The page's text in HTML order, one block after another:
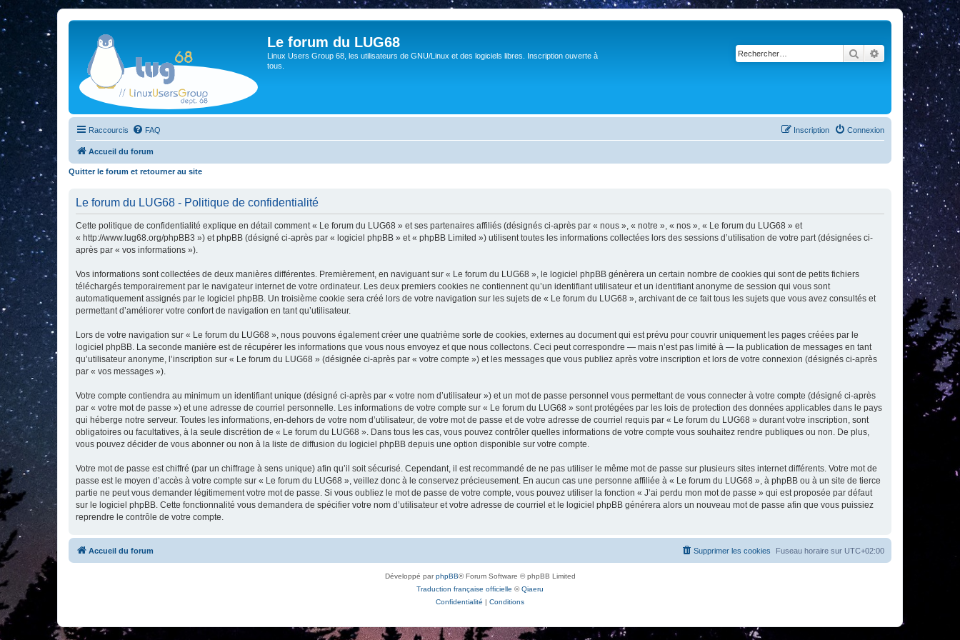
Le forum du LUG68
Linux Users Group 68, les utilisateurs de GNU/Linux et des logiciels libres. Inscription ouverte à
tous.
RechercherRecherche
Raccourcis FAQ Connexion
Inscription
Accueil du forum
Quitter le forum et retourner au site
Le forum du LUG68 - Politique de confidentialité
Cette politique de confidentialité explique en détail comment « Le forum du LUG68 » et ses partenaires affiliés (désignés ci-après par « nous », « notre », « nos », « Le forum du LUG68 » et
« http://www.lug68.org/phpBB3 ») et phpBB (désigné ci-après par « logiciel phpBB » et « phpBB Limited ») utilisent toutes les informations collectées lors des sessions d’utilisation de votre part (désignées ci-
après par « vos informations »).
Vos informations sont collectées de deux manières différentes. Premièrement, en naviguant sur « Le forum du LUG68 », le logiciel phpBB génèrera un certain nombre de cookies qui sont de petits fichiers
téléchargés temporairement par le navigateur internet de votre ordinateur. Les deux premiers cookies ne contiennent qu’un identifiant utilisateur et un identifiant anonyme de session qui vous sont
automatiquement assignés par le logiciel phpBB. Un troisième cookie sera créé lors de votre navigation sur les sujets de « Le forum du LUG68 », archivant de ce fait tous les sujets que vous avez consultés et
permettant d’améliorer votre confort de navigation en tant qu’utilisateur.
Lors de votre navigation sur « Le forum du LUG68 », nous pouvons également créer une quatrième sorte de cookies, externes au document qui est prévu pour couvrir uniquement les pages créées par le
logiciel phpBB. La seconde manière est de récupérer les informations que vous nous envoyez et que nous collectons. Ceci peut correspondre — mais n’est pas limité à — la publication de messages en tant
qu’utilisateur anonyme, l’inscription sur « Le forum du LUG68 » (désignée ci-après par « votre compte ») et les messages que vous publiez après votre inscription et lors de votre connexion (désignés ci-après
par « vos messages »).
Votre compte contiendra au minimum un identifiant unique (désigné ci-après par « votre nom d’utilisateur ») et un mot de passe personnel vous permettant de vous connecter à votre compte (désigné ci-après
par « votre mot de passe ») et une adresse de courriel personnelle. Les informations de votre compte sur « Le forum du LUG68 » sont protégées par les lois de protection des données applicables dans le pays
qui héberge notre serveur. Toutes les informations, en-dehors de votre nom d’utilisateur, de votre mot de passe et de votre adresse de courriel requis par « Le forum du LUG68 » durant votre inscription, sont
obligatoires ou facultatives, à la seule discrétion de « Le forum du LUG68 ». Dans tous les cas, vous pouvez contrôler quelles informations de votre compte vous souhaitez rendre publiques ou non. De plus,
vous pouvez décider de vous abonner ou non à la liste de diffusion du logiciel phpBB depuis une option disponible sur votre compte.
Votre mot de passe est chiffré (par un chiffrage à sens unique) afin qu’il soit sécurisé. Cependant, il est recommandé de ne pas utiliser le même mot de passe sur plusieurs sites internet différents. Votre mot de
passe est le moyen d’accès à votre compte sur « Le forum du LUG68 », veillez donc à le conservez précieusement. En aucun cas une personne affiliée à « Le forum du LUG68 », à phpBB ou à un site de tierce
partie ne peut vous demander légitimement votre mot de passe. Si vous oubliez le mot de passe de votre compte, vous pouvez utiliser la fonction « J’ai perdu mon mot de passe » qui est proposée par défaut
sur le logiciel phpBB. Cette fonctionnalité vous demandera de spécifier votre nom d’utilisateur et votre adresse de courriel et le logiciel phpBB générera alors un nouveau mot de passe afin que vous puissiez
reprendre le contrôle de votre compte.
Accueil du forum Fuseau horaire sur UTC+02:00
Supprimer les cookies
Développé parphpBB® Forum Software © phpBB Limited
Traduction française officielle ©Qiaeru
Confidentialité | Conditions